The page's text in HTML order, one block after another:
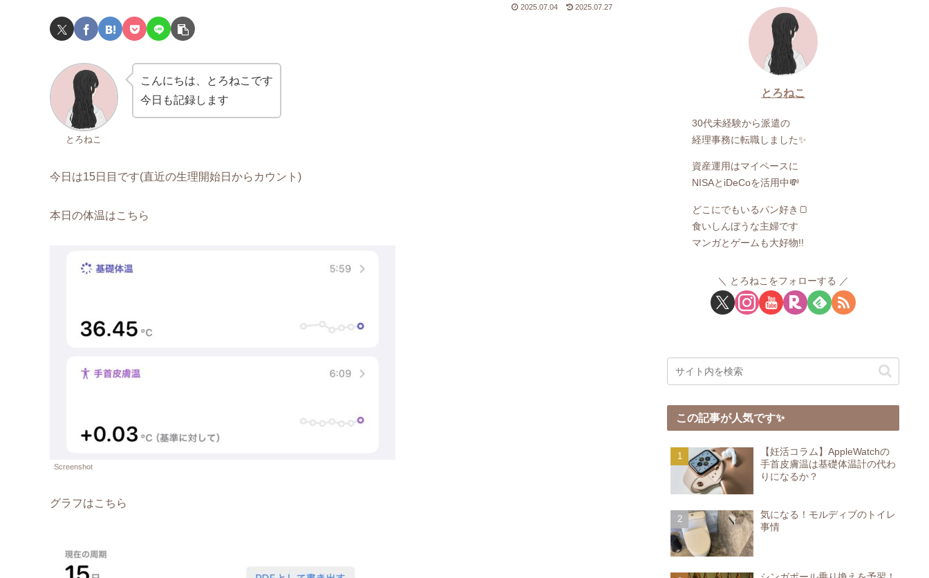
2025.07.04 2025.07.27
とろねこ
こんにちは、とろねこです
今日も記録します
今日は15日目です(直近の生理開始日からカウント)
本日の体温はこちら
Screenshot
グラフはこちら
とろねこ
30代未経験から派遣の
経理事務に転職しました✨
資産運用はマイペースに
NISAとiDeCoを活用中💸
どこにでもいるパン好き🍞
食いしんぼうな主婦です
マンガとゲームも大好物!!
とろねこをフォローする
この記事が人気です✨
【妊活コラム】AppleWatchの
手首皮膚温は基礎体温計の代わ
りになるか？
気になる！モルディブのトイレ
事情